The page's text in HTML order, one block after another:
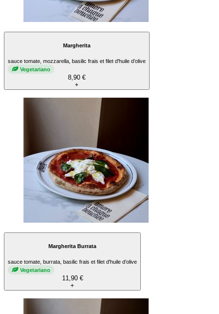
Margherita
sauce tomate, mozzarella, basilic frais et filet d'huile d’olive
Vegetariano
8,90 €
+
Margherita Burrata
sauce tomate, burrata, basilic frais et filet d'huile d’olive
Vegetariano
11,90 €
+